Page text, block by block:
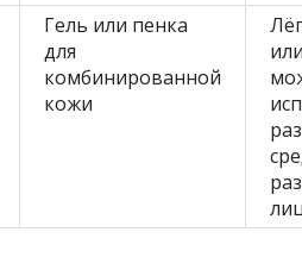
Гель или пенка
для
комбинированной
кожи